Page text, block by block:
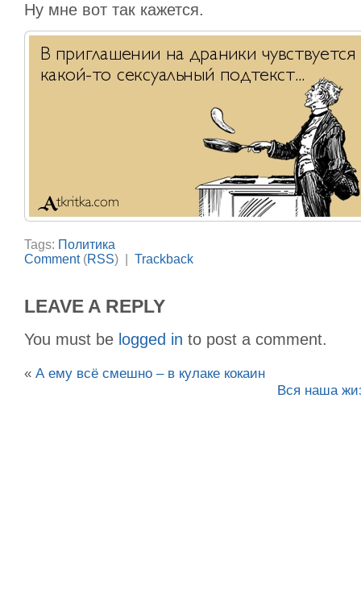
Ну мне вот так кажется.
Tags: Политика
Comment(RSS) | Trackback
LEAVE A REPLY
You must be logged in to post a comment.
« А ему всё смешно – в кулаке кокаин
Вся наша